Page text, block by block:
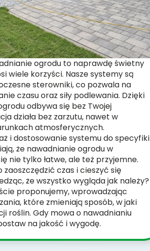
ogrodu to naprawdę świetny
wiele korzyści. Nasze systemy są
sterowniki, co pozwala na
czasu oraz siły podlewania. Dzięki
odbywa się bez Twojej
działa bez zarzutu, nawet w
atmosferycznych.
i dostosowanie systemu do specyfiki
że nawadnianie ogrodu w
nie tylko łatwe, ale też przyjemne.
zaoszczędzić czas i cieszyć się
że wszystko wygląda jak należy?
proponujemy, wprowadzając
które zmieniają sposób, w jaki
roślin. Gdy mowa o nawadnianiu
na jakość i wygodę.